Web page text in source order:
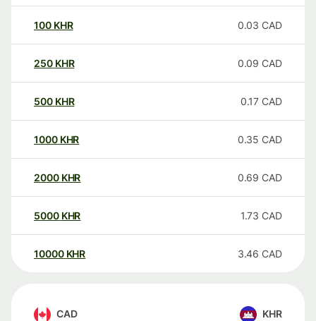
100 KHR 0.03 CAD
250 KHR 0.09 CAD
500 KHR 0.17 CAD
1000 KHR 0.35 CAD
2000 KHR 0.69 CAD
5000 KHR 1.73 CAD
10000 KHR 3.46 CAD
CAD KHR